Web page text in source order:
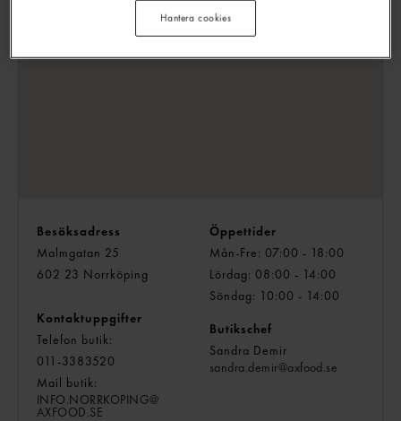
Besöksadress
Malmgatan 25
602 23 Norrköping
Kontaktuppgifter
Telefon butik:
011-3383520
Mail butik:
INFO.NORRKOPING@
AXFOOD.SE
Öppettider
Mån-Fre: 07:00 - 18:00
Lördag: 08:00 - 14:00
Söndag: 10:00 - 14:00
Butikschef
Sandra Demir
sandra.demir@axfood.se
Hantera cookies